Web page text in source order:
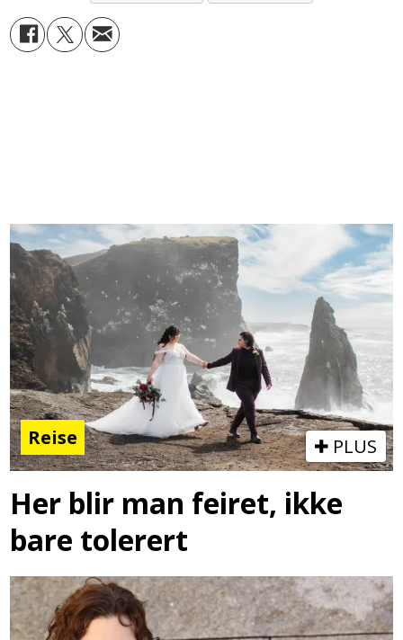
Reise PLUS
Her blir man feiret, ikke
bare tolerert